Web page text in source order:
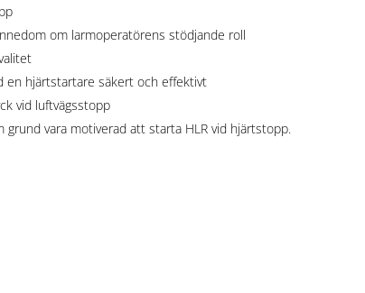
om larmoperatörens stödjande roll
en hjärtstartare säkert och effektivt
vid luftvägsstopp
grund vara motiverad att starta HLR vid hjärtstopp.